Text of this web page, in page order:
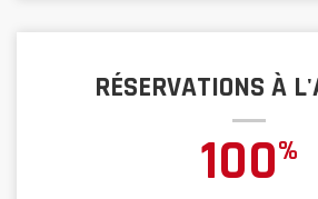
RÉSERVATIONS À
100%